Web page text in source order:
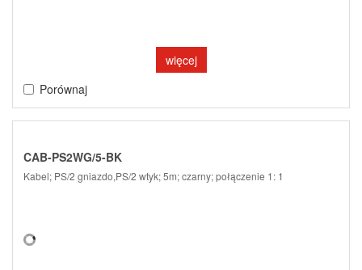
więcej
Porównaj
CAB-PS2WG/5-BK
Kabel; PS/2 gniazdo,PS/2 wtyk; 5m; czarny; połączenie 1: 1